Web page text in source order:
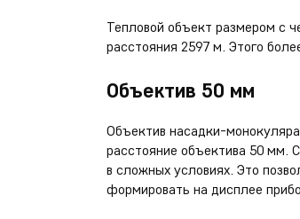
Тепловой объект размером с
расстояния 2597 м. Этого
Объектив 50 мм
Объектив насадки-
расстояние объектива 50 мм.
в сложных условиях. Это
формировать на дисплее